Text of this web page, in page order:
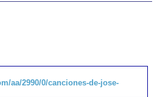
aa/2990/0/canciones-de-jose-